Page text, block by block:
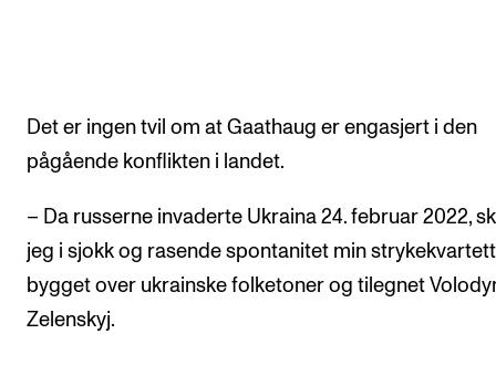
Det er ingen tvil om at Gaathaug er engasjert i den
pågående konflikten i landet.
– Da russerne invaderte Ukraina 24. februar 2022,
jeg i sjokk og rasende spontanitet min strykekvartett
bygget over ukrainske folketoner og tilegnet
Zelenskyj.